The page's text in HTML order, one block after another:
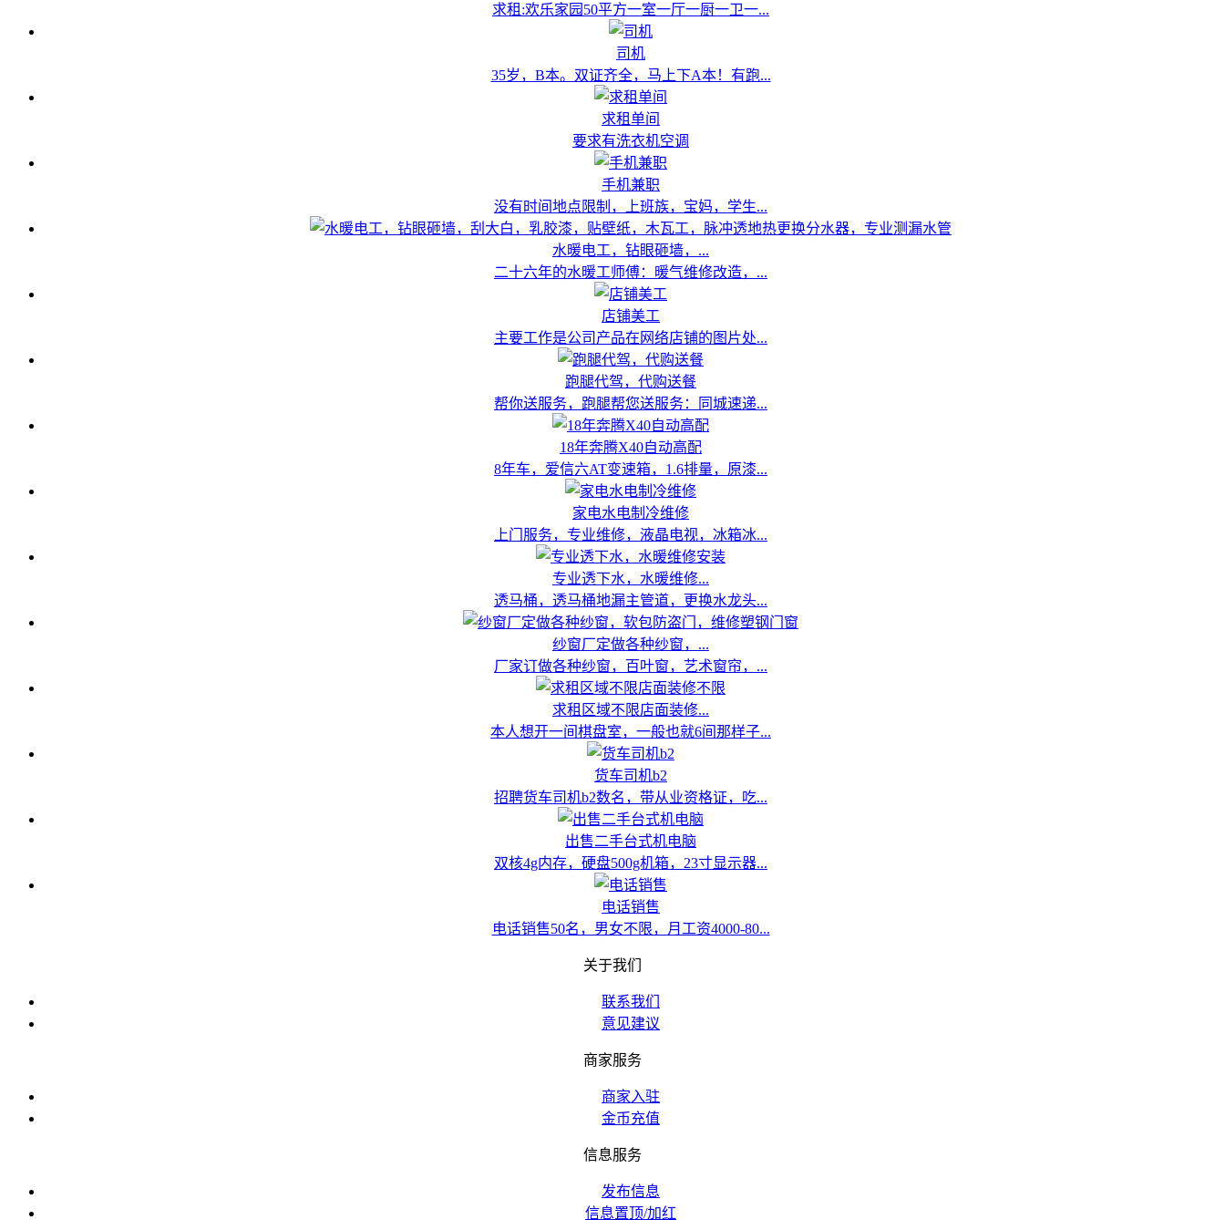
求租:欢乐家园50平方一室一厅一厨一卫一...
司机
35岁，B本。双证齐全，马上下A本！有跑...
求租单间
要求有洗衣机空调
手机兼职
没有时间地点限制，上班族，宝妈，学生...
水暖电工，钻眼砸墙，...
二十六年的水暖工师傅：暖气维修改造，...
店铺美工
主要工作是公司产品在网络店铺的图片处...
跑腿代驾，代购送餐
帮你送服务，跑腿帮您送服务：同城速递...
18年奔腾X40自动高配
8年车，爱信六AT变速箱，1.6排量，原漆...
家电水电制冷维修
上门服务，专业维修，液晶电视，冰箱冰...
专业透下水，水暖维修...
透马桶，透马桶地漏主管道，更换水龙头...
纱窗厂定做各种纱窗，...
厂家订做各种纱窗，百叶窗，艺术窗帘，...
求租区域不限店面装修...
本人想开一间棋盘室，一般也就6间那样子...
货车司机b2
招聘货车司机b2数名，带从业资格证，吃...
出售二手台式机电脑
双核4g内存，硬盘500g机箱，23寸显示器...
电话销售
电话销售50名，男女不限，月工资4000-80...
关于我们
联系我们
意见建议
商家服务
商家入驻
金币充值
信息服务
发布信息
信息置顶/加红